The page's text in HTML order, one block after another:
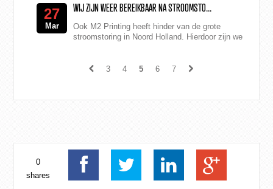
27
Mar
WIJ ZIJN WEER BEREIKBAAR NA STROOMSTO...
Ook M2 Printing heeft hinder van de grote
stroomstoring in Noord Holland. Hierdoor zijn we
3
4 5 6 7
0
shares